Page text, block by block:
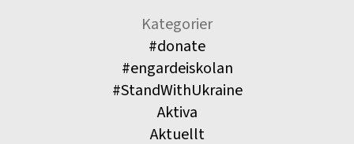
Kategorier
#donate
#engardeiskolan
#StandWithUkraine
Aktiva
Aktuellt